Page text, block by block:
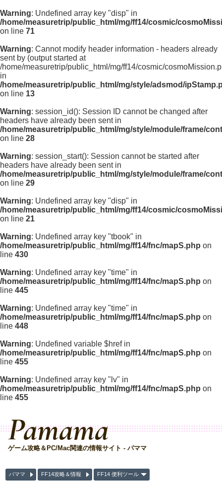
Warning: Undefined array key "disp" in
/home/measuretrip/public_html/mg/ff14/cosmic/
on line 71
Warning: Cannot modify header information - headers already
sent by (output started at
/home/measuretrip/public_html/mg/ff14/cosmic/
in
/home/measuretrip/public_html/mg/style/adsmod/
on line 13
Warning: session_id(): Session ID cannot be changed after
headers have already been sent in
/home/measuretrip/public_html/mg/style/module/frame/
on line 28
Warning: session_start(): Session cannot be started after
headers have already been sent in
/home/measuretrip/public_html/mg/style/module/frame/
on line 29
Warning: Undefined array key "disp" in
/home/measuretrip/public_html/mg/ff14/cosmic/
on line 21
Warning: Undefined array key "tbook" in
/home/measuretrip/public_html/mg/ff14/fnc/mapS.php on
line 430
Warning: Undefined array key "time" in
/home/measuretrip/public_html/mg/ff14/fnc/mapS.php on
line 445
Warning: Undefined array key "time" in
/home/measuretrip/public_html/mg/ff14/fnc/mapS.php on
line 448
Warning: Undefined variable $href in
/home/measuretrip/public_html/mg/ff14/fnc/mapS.php on
line 455
Warning: Undefined array key "lv" in
/home/measuretrip/public_html/mg/ff14/fnc/mapS.php on
line 455
Pamama
ゲーム攻略＆PC/Mac関連の情報サイト - パママ
パママ FF14攻略＆情報 FF14 便利ツール